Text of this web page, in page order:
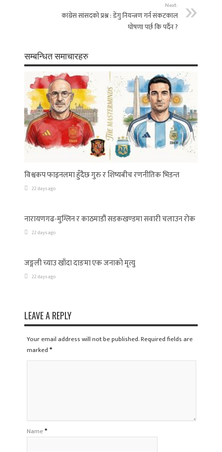
Next:
कांग्रेस सांसदको प्रश्न : डेंगु नियन्त्रण गर्न संकटकाल
घोषणा पर्छ कि पर्दैन ?
सम्बन्धित समाचारहरु
विश्वकप फाइनलमा हुँदैछ गुरु र शिष्यबीच रणनीतिक भिडन्त
22 days ago
नारायणगढ-मुग्लिन र काठमाडौं सडकखण्डमा सवारी चलाउन रोक
22 days ago
जङ्गली च्याउ खाँदा दाङमा एक जनाको मृत्यु
22 days ago
LEAVE A REPLY
Your email address will not be published. Required fields are
marked*
Name*